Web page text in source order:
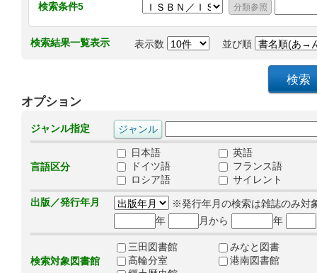
検索条件5
検索結果一覧表示 表示数 並び順
オプション
ジャンル指定
言語区分
日本語
英語
ドイツ語
フランス語
ロシア語
サイレント
出版／発行年月
※発行年月の検索は雑誌のみ対
年
月から 年
検索対象図書館
三田図書館
みなと図書
高輪分室
港南図書館